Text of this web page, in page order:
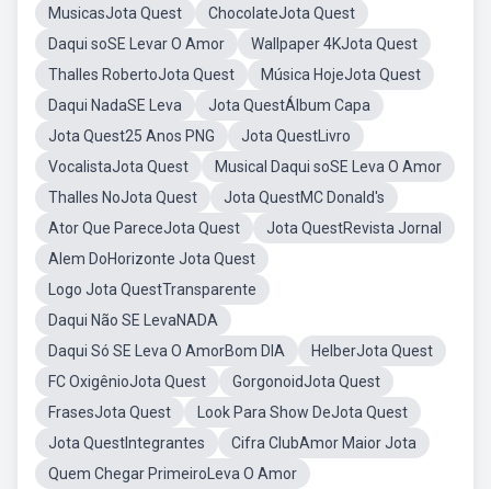
MusicasJota Quest
ChocolateJota Quest
Daqui soSE Levar O Amor
Wallpaper 4KJota Quest
Thalles RobertoJota Quest
Música HojeJota Quest
Daqui NadaSE Leva
Jota QuestÁlbum Capa
Jota Quest25 Anos PNG
Jota QuestLivro
VocalistaJota Quest
Musical Daqui soSE Leva O Amor
Thalles NoJota Quest
Jota QuestMC Donald's
Ator Que PareceJota Quest
Jota QuestRevista Jornal
Alem DoHorizonte Jota Quest
Logo Jota QuestTransparente
Daqui Não SE LevaNADA
Daqui Só SE Leva O AmorBom DIA
HelberJota Quest
FC OxigênioJota Quest
GorgonoidJota Quest
FrasesJota Quest
Look Para Show DeJota Quest
Jota QuestIntegrantes
Cifra ClubAmor Maior Jota
Quem Chegar PrimeiroLeva O Amor